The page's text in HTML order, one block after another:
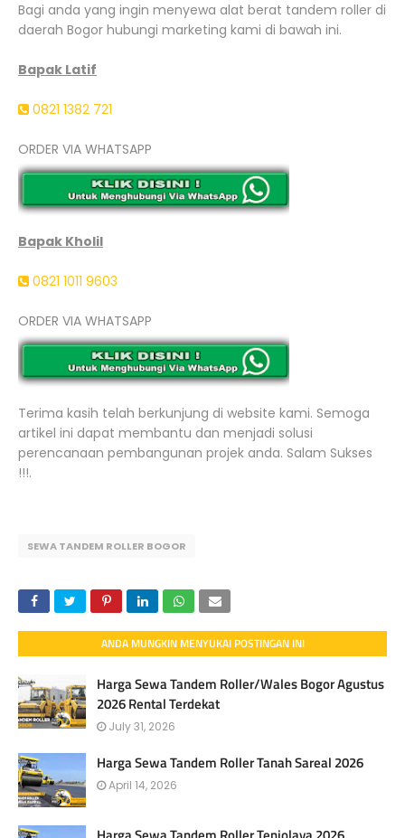
Bagi anda yang ingin menyewa alat berat tandem roller di
daerah Bogor hubungi marketing kami di bawah ini.
Bapak Latif
0821 1382 721
ORDER VIA WHATSAPP
Bapak Kholil
0821 1011 9603
ORDER VIA WHATSAPP
Terima kasih telah berkunjung di website kami. Semoga
artikel ini dapat membantu dan menjadi solusi
perencanaan pembangunan projek anda. Salam Sukses
!!!.
SEWA TANDEM ROLLER BOGOR
ANDA MUNGKIN MENYUKAI POSTINGAN INI
Harga Sewa Tandem Roller/Wales Bogor Agustus
2026 Rental Terdekat
July 31, 2026
Harga Sewa Tandem Roller Tanah Sareal 2026
April 14, 2026